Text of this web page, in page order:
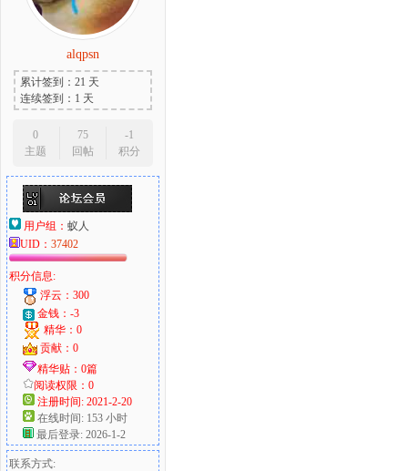
alqpsn
累计签到：21 天
连续签到：1 天
0
主题
75
回帖
-1
积分
用户组： 蚁人
UID： 37402
积分信息:
浮云：300
金钱：-3
精华：0
贡献：0
精华贴：0篇
阅读权限：0
注册时间: 2021-2-20
在线时间: 153 小时
最后登录: 2026-1-2
联系方式: